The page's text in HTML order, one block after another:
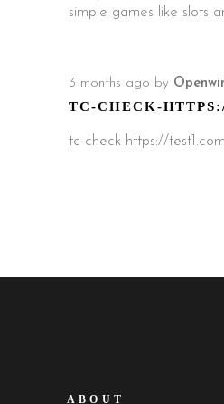
simple games like slots
3 months ago by
TC-CHECK-
tc-check https://test1.com
ABOUT